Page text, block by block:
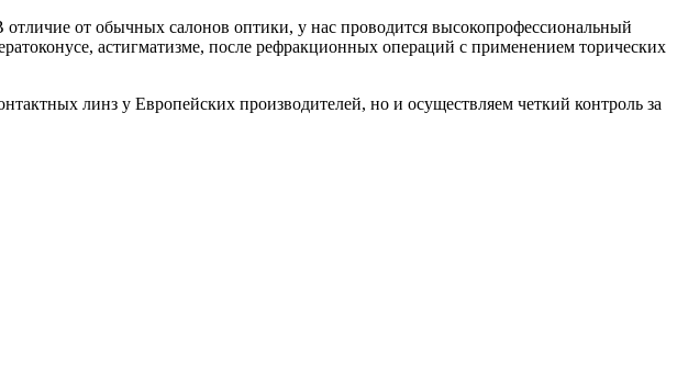
от обычных салонов оптики, у нас проводится высокопрофессиональный
астигматизме, после рефракционных операций с применением торических
линз у Европейских производителей, но и осуществляем четкий контроль за